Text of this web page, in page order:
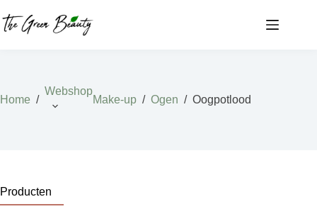
naar
de
Home /
Webshop
Make-up / Ogen / Oogpotlood
Producten